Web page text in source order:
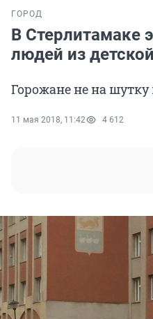
ГОРОД
В Стерлитамаке
людей из
Горожане не на
11 мая 2018, 11:42 4 612